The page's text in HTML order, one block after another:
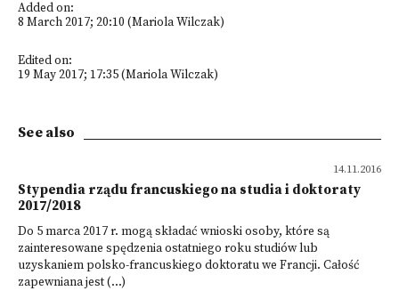
Added on:
8 March 2017; 20:10 (Mariola Wilczak)
Edited on:
19 May 2017; 17:35 (Mariola Wilczak)
See also
14.11.2016
Stypendia rządu francuskiego na studia i doktoraty
2017/2018
Do 5 marca 2017 r. mogą składać wnioski osoby, które są
zainteresowane spędzenia ostatniego roku studiów lub
uzyskaniem polsko-francuskiego doktoratu we Francji. Całość
zapewniana jest (...)